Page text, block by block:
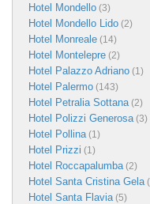
Hotel Mondello (3)
Hotel Mondello Lido (2)
Hotel Monreale (14)
Hotel Montelepre (2)
Hotel Palazzo Adriano (1)
Hotel Palermo (143)
Hotel Petralia Sottana(2)
Hotel Polizzi Generosa(3)
Hotel Pollina(1)
Hotel Prizzi (1)
Hotel Roccapalumba(2)
Hotel Santa Cristina Gela
Hotel Santa Flavia(5)